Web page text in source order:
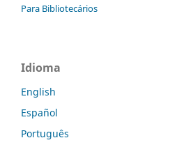
Para Bibliotecários
Idioma
English
Español
Português